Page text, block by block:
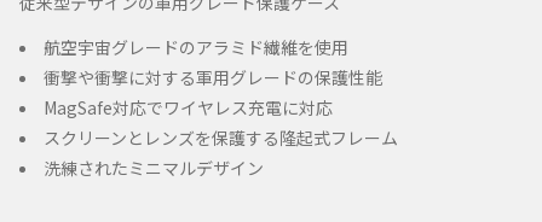
航空宇宙グレードのアラミド繊維を使用
衝撃や衝撃に対する軍用グレードの保護性能
MagSafe対応でワイヤレス充電に対応
スクリーンとレンズを保護する隆起式フレーム
洗練されたミニマルデザイン